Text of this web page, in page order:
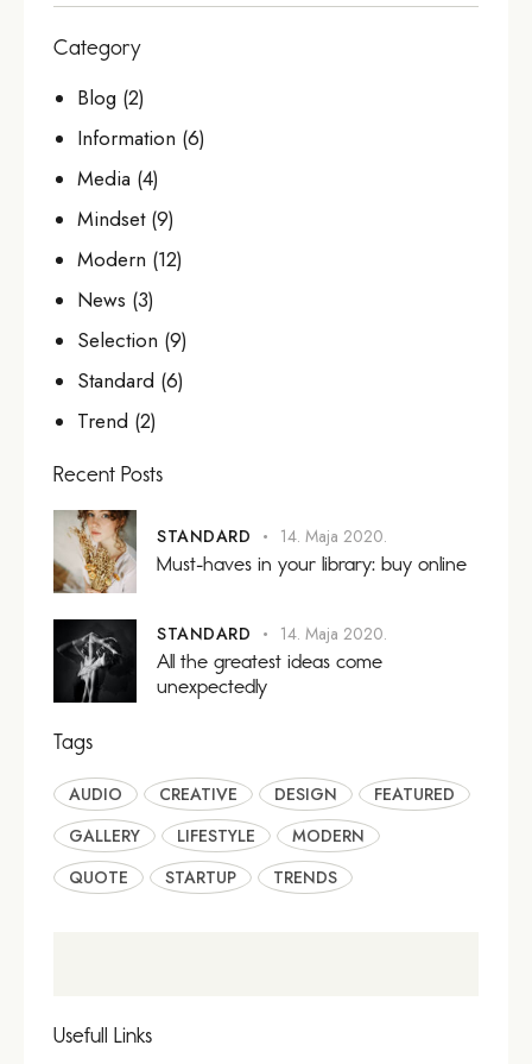
Category
Blog (2)
Information (6)
Media (4)
Mindset(9)
Modern (12)
News (3)
Selection (9)
Standard (6)
Trend (2)
Recent Posts
STANDARD
14. Maja 2020.
Must-haves in your library: buy online
STANDARD
14. Maja 2020.
All the greatest ideas come
unexpectedly
Tags
AUDIO CREATIVE DESIGN
FEATURED
GALLERY
LIFESTYLE
MODERN
QUOTE
STARTUP TRENDS
Usefull Links